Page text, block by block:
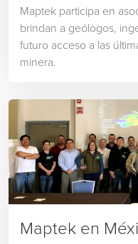
Maptek participa en
brindan a geólogos,
futuro acceso a las
minera.
Maptek en